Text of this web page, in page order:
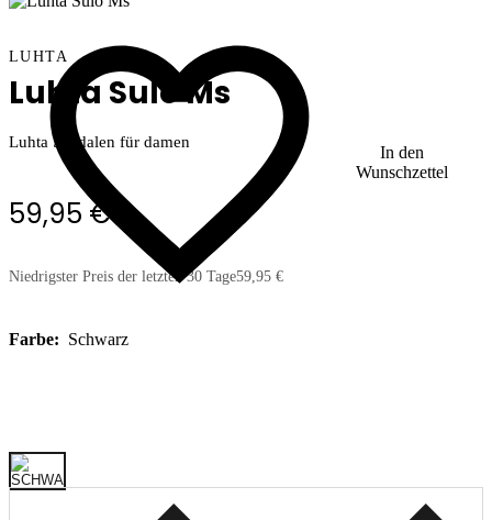
In den
Wunschzettel
LUHTA
Luhta Sulo Ms
Luhta Sandalen für damen
59,95 €
Niedrigster Preis der letzten 30 Tage59,95 €
Farbe: Schwarz